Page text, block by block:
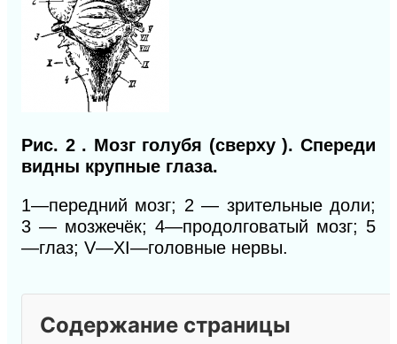
Рис. 2 . Мозг голубя (сверху ). Спереди
видны крупные глаза.
1—передний мозг; 2— зрительные доли;
3 — мозжечёк; 4—продолговатый мозг; 5
—глаз; V—XI—головные нервы.
Содержание страницы